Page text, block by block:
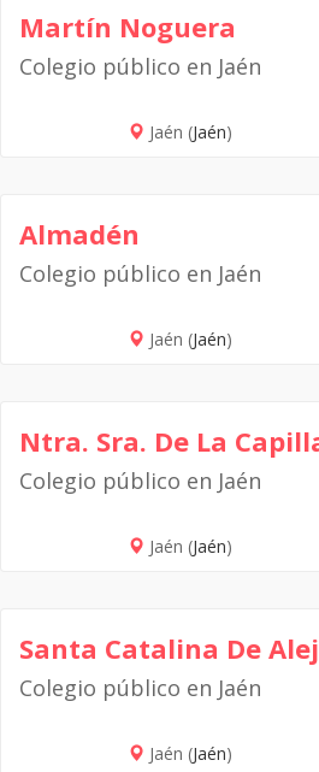
Martín Noguera
Colegio público en Jaén
Jaén (Jaén)
Almadén
Colegio público en Jaén
Jaén (Jaén)
Ntra. Sra. De La
Colegio público en Jaén
Jaén (Jaén)
Santa Catalina De
Colegio público en Jaén
Jaén (Jaén)